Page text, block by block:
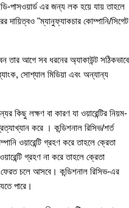
পাসওয়ার্ড এর জন্য লক হয়ে যায় তাহলে
দায়িত্বও "ম্যানুফ্যাকচার কোম্পানি/সিগেট
তার আগে সব ধরনের অ্যাকাউন্ট সঠিকভাবে
সোশ্যাল মিডিয়া এবং অন্যান্য
কিছু লক্ষণ বা কারণ যা ওয়ারেন্টির নিয়ম-
করে । কন্ডিশনাল রিসিভ/শর্ত
ওয়ারেন্টি গ্রহণ করে তাহলে ক্রেতা
গ্রহণ না করে তাহলে ক্রেতা
ফেরত চলে আসবে। কন্ডিশনাল রিসিভ-এর
পারে।